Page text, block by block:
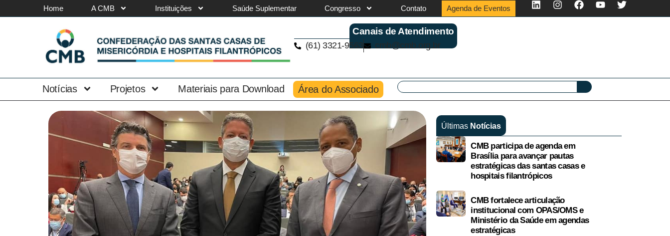
Home A CMB Instituições Saúde Suplementar Congresso Contato Agenda de Eventos
Canais de Atendimento
(61) 3321-9563 cmb@cmb.org.br
Notícias Projetos Materiais para Download Área do Associado
Últimas Notícias
CMB participa de agenda em
Brasília para avançar pautas
estratégicas das santas casas e
hospitais filantrópicos
CMB fortalece articulação
institucional com OPAS/OMS e
Ministério da Saúde em agendas
estratégicas